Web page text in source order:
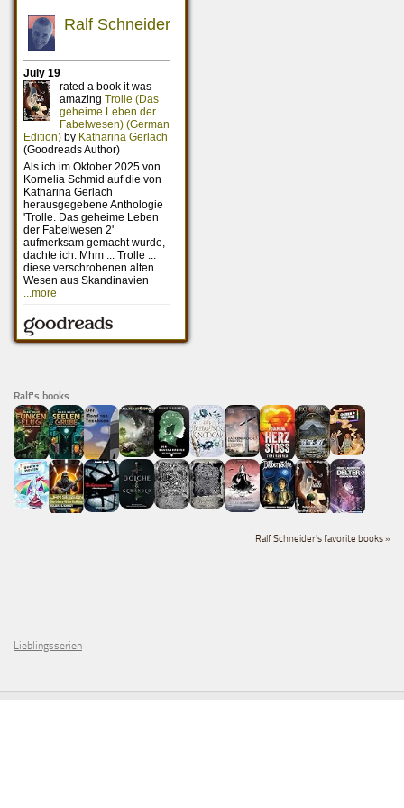
Ralf's books
Ralf Schneider's favorite books »
Lieblingsserien